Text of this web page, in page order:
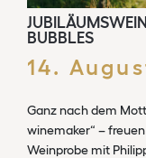
BUBBLES
14.
Ganz nach dem
winemaker“ –
Weinprobe mit